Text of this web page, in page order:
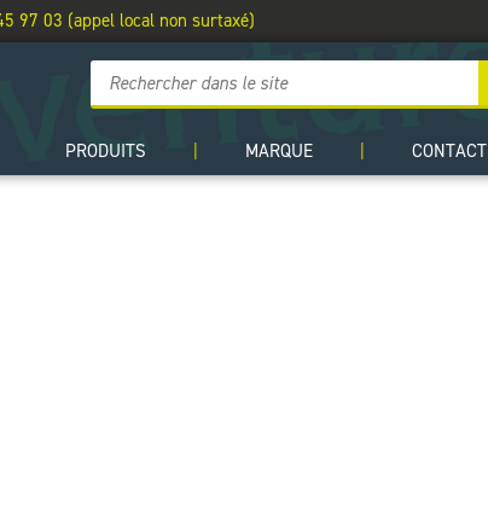
97 03 (appel local non surtaxé)
PRODUITS MARQUE CONTACT